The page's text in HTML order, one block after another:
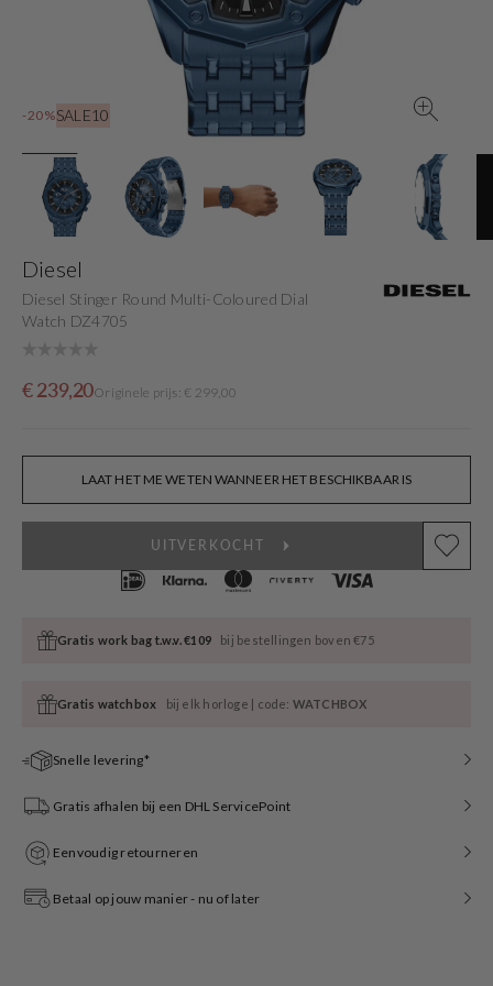
-20%SALE10
view
Diesel
Diesel Stinger Round Multi-Coloured Dial
Watch DZ4705
Sale
€ 239,20
OrigineleOriginele prijs: € 299,00
LAAT HET ME WETEN WANNEER HET BESCHIKBAAR IS
UITVERKOCHT
Gratis work bag t.w.v. €109 bij bestellingen boven €75
Gratis watchbox bij elk horloge | code: WATCHBOX
Snelle levering*
Gratis afhalen bij een DHL ServicePoint
Eenvoudig retourneren
Betaal op jouw manier - nu of later